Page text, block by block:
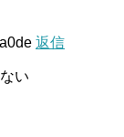
返信
い